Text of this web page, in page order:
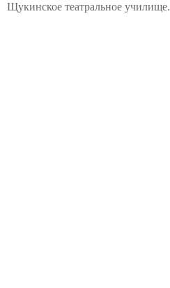
Щукинское театральное училище.